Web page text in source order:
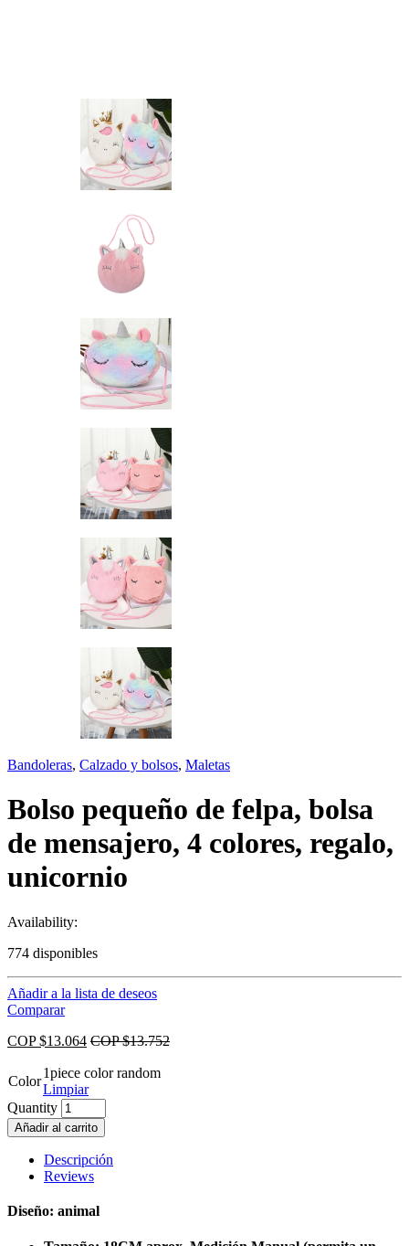
Bandoleras, Calzado y bolsos, Maletas
Bolso pequeño de felpa, bolsa
de mensajero, 4 colores, regalo,
unicornio
Availability:
774 disponibles
Añadir a la lista de deseos
Comparar
COP $13.064 COP $13.752
Color
1piece color random
Limpiar
Quantity
Añadir al carrito
Descripción
Reviews
Diseño: animal